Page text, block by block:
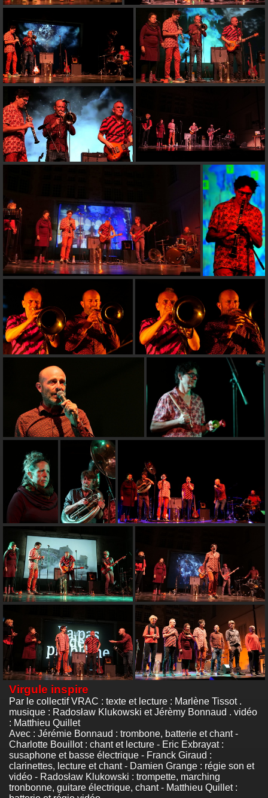
Virgule inspire
Par le collectif VRAC : texte et lecture : Marlène Tissot .
musique : Radosław Klukowski et Jérèmy Bonnaud . vidéo
: Matthieu Quillet
Avec : Jérémie Bonnaud : trombone, batterie et chant -
Charlotte Bouillot : chant et lecture - Eric Exbrayat :
susaphone et basse électrique - Franck Giraud :
clarinettes, lecture et chant - Damien Grange : régie son et
vidéo - Radosław Klukowski : trompette, marching
tronbonne, guitare électrique, chant - Matthieu Quillet :